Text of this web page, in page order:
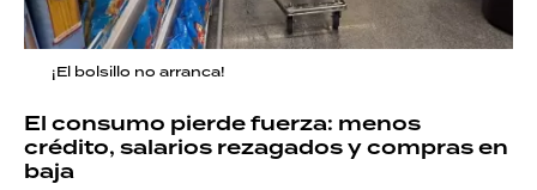
¡El bolsillo no arranca!
El consumo pierde fuerza: menos
crédito, salarios rezagados y compras en
baja